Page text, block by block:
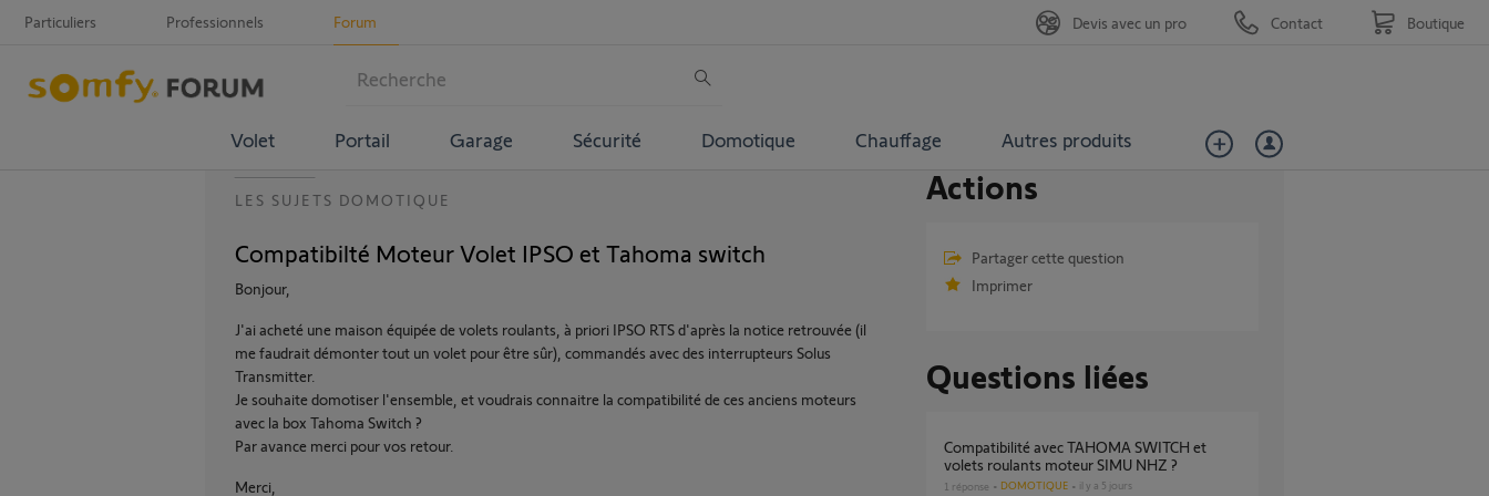
Particuliers Professionnels Forum
Volet Portail Garage Sécurité Domotique Chauffage Autres produits
Devis avec un pro Contact Boutique
LES SUJETS DOMOTIQUE
Compatibilté Moteur Volet IPSO et Tahoma switch
Bonjour,
J'ai acheté une maison équipée de volets roulants, à priori IPSO RTS d'après la notice retrouvée (il
me faudrait démonter tout un volet pour être sûr), commandés avec des interrupteurs Solus
Transmitter.
Je souhaite domotiser l'ensemble, et voudrais connaitre la compatibilité de ces anciens moteurs
avec la box Tahoma Switch ?
Par avance merci pour vos retour.
Merci,
Actions
Partager cette question
Imprimer
Questions liées
Compatibilité avec TAHOMA SWITCH et
volets roulants moteur SIMU NHZ ?
1 réponse DOMOTIQUE il y a 5 jours